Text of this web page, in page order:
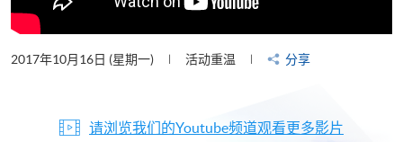
2017年10月16日 (星期一) 活动重温 分享
请浏览我们的Youtube频道观看更多影片